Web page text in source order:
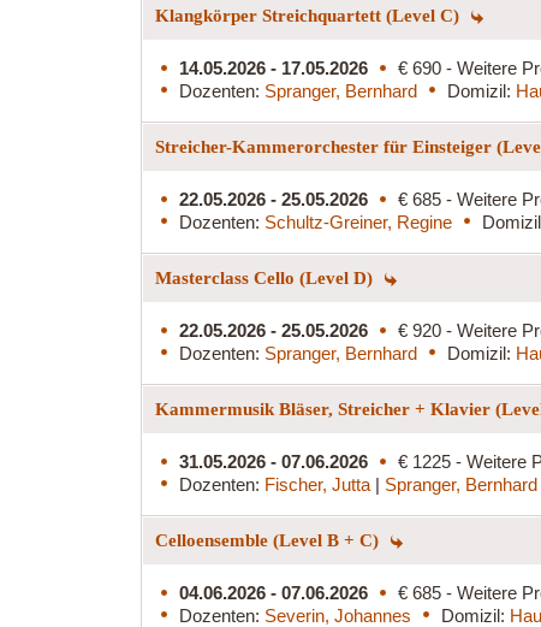
Klangkörper Streichquartett (Level C)
14.05.2026 - 17.05.2026
€ 690 - Weitere
Dozenten: Spranger, Bernhard Domizil:
Streicher-Kammerorchester für Einsteiger
22.05.2026 - 25.05.2026
€ 685 - Weitere
Dozenten: Schultz-Greiner, Regine
Masterclass Cello (Level D)
22.05.2026 - 25.05.2026
€ 920 - Weitere
Dozenten: Spranger, Bernhard Domizil:
Kammermusik Bläser, Streicher + Klavier
31.05.2026 - 07.06.2026
€ 1225 - Weitere
Dozenten: Fischer, Jutta | Spranger, Bernhard
Celloensemble (Level B + C)
04.06.2026 - 07.06.2026
€ 685 - Weitere
Dozenten: Severin, Johannes Domizil: